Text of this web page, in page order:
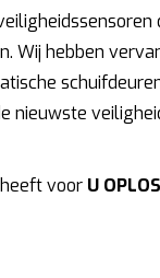
Wij hebben
nieuwste
heeft voor U